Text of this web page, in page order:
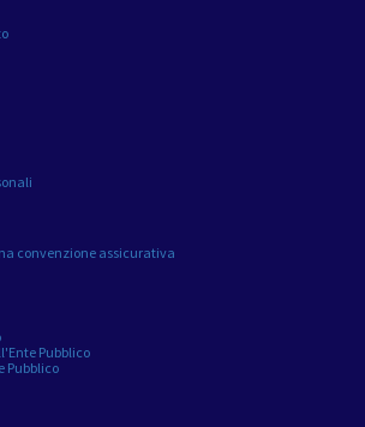
convenzione assicurativa
Pubblico
Pubblico